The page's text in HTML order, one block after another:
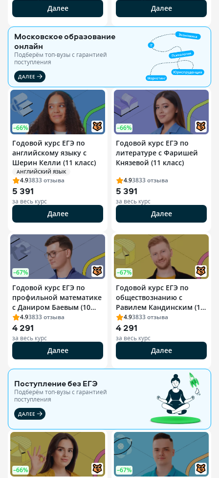
Далее Далее
Московское образование
онлайн
Подберём топ-вузы c гарантией
поступления
ДАЛЕЕ
–66%
Годовой курс ЕГЭ по
английскому языку с
Шерин Келли (11 класс)
АНГЛИЙСКИЙ ЯЗЫК
4.93833отзыва
5 391
за весь курс
Далее
–66%
Годовой курс ЕГЭ по
литературе с Фаришей
Князевой (11 класс)
4.93833отзыва
5 391
за весь курс
Далее
–67%
Годовой курс ЕГЭ по
профильной математике
с Даниром Баевым (10
класс)
4.93833отзыва
4 291
за весь курс
Далее
–67%
Годовой курс ЕГЭ по
обществознанию с
Равилем Кандинским (10
класс)
4.93833отзыва
4 291
за весь курс
Далее
Поступление без ЕГЭ
Подберём топ-вузы c гарантией
поступления
ДАЛЕЕ
–66% –67%